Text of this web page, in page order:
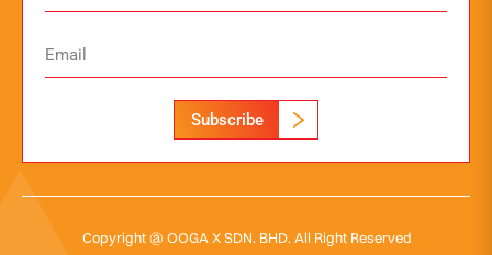
Subscribe
Copyright @ OOGA X SDN. BHD. All Right Reserved